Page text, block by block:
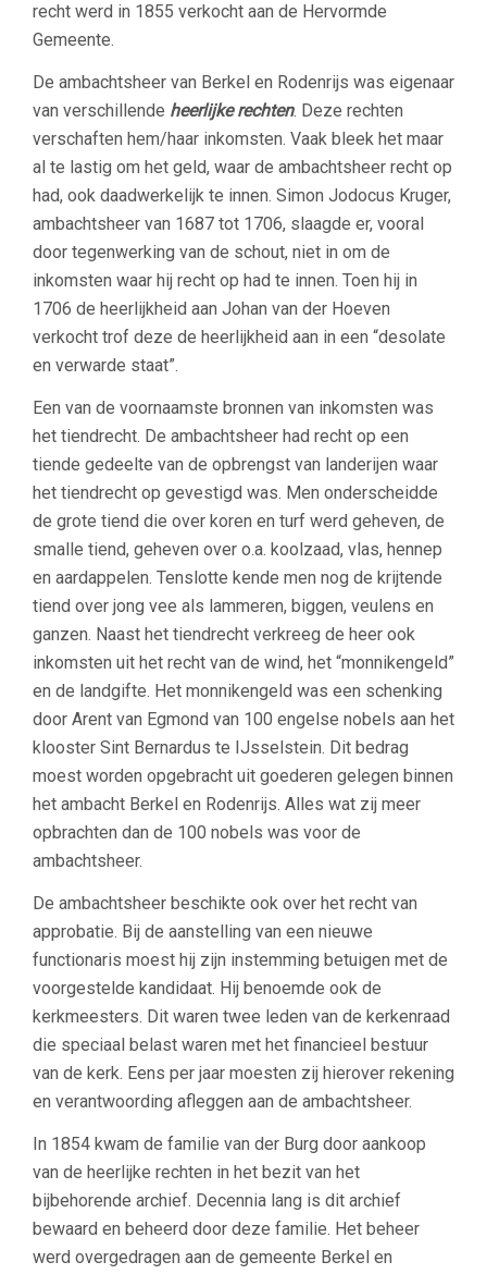
recht werd in 1855 verkocht aan de Hervormde
Gemeente.
De ambachtsheer van Berkel en Rodenrijs was eigenaar
van verschillende heerlijke rechten. Deze rechten
verschaften hem/haar inkomsten. Vaak bleek het maar
al te lastig om het geld, waar de ambachtsheer recht op
had, ook daadwerkelijk te innen. Simon Jodocus Kruger,
ambachtsheer van 1687 tot 1706, slaagde er, vooral
door tegenwerking van de schout, niet in om de
inkomsten waar hij recht op had te innen. Toen hij in
1706 de heerlijkheid aan Johan van der Hoeven
verkocht trof deze de heerlijkheid aan in een “desolate
en verwarde staat”.
Een van de voornaamste bronnen van inkomsten was
het tiendrecht. De ambachtsheer had recht op een
tiende gedeelte van de opbrengst van landerijen waar
het tiendrecht op gevestigd was. Men onderscheidde
de grote tiend die over koren en turf werd geheven, de
smalle tiend, geheven over o.a. koolzaad, vlas, hennep
en aardappelen. Tenslotte kende men nog de krijtende
tiend over jong vee als lammeren, biggen, veulens en
ganzen. Naast het tiendrecht verkreeg de heer ook
inkomsten uit het recht van de wind, het “monnikengeld”
en de landgifte. Het monnikengeld was een schenking
door Arent van Egmond van 100 engelse nobels aan het
klooster Sint Bernardus te IJsselstein. Dit bedrag
moest worden opgebracht uit goederen gelegen binnen
het ambacht Berkel en Rodenrijs. Alles wat zij meer
opbrachten dan de 100 nobels was voor de
ambachtsheer.
De ambachtsheer beschikte ook over het recht van
approbatie. Bij de aanstelling van een nieuwe
functionaris moest hij zijn instemming betuigen met de
voorgestelde kandidaat. Hij benoemde ook de
kerkmeesters. Dit waren twee leden van de kerkenraad
die speciaal belast waren met het financieel bestuur
van de kerk. Eens per jaar moesten zij hierover rekening
en verantwoording afleggen aan de ambachtsheer.
In 1854 kwam de familie van der Burg door aankoop
van de heerlijke rechten in het bezit van het
bijbehorende archief. Decennia lang is dit archief
bewaard en beheerd door deze familie. Het beheer
werd overgedragen aan de gemeente Berkel en